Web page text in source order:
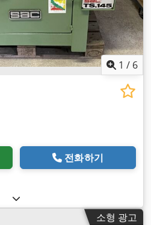
1 / 6
전화하기
소형 광고